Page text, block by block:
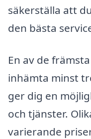
säkerställa att
den bästa
En av de
inhämta minst
ger dig en
och tjänster.
varierande